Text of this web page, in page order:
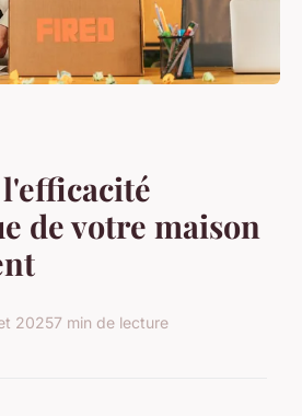
de votre maison
20257 min de lecture